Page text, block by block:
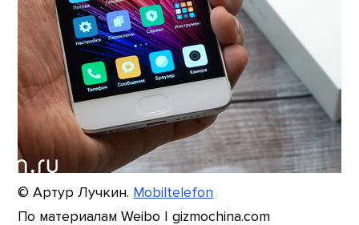
© Артур Лучкин. Mobiltelefon
По материалам Weibo | gizmochina.com